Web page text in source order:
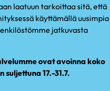
laatuun tarkoittaa sitä, että
käyttämällä uusimpia
jatkuvasta
ovat avoinna koko
17.-31.7.